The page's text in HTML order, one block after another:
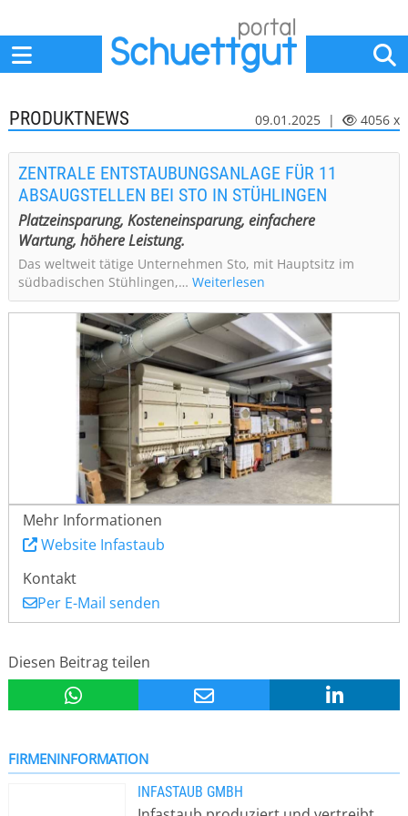
PRODUKTNEWS 09.01.2025 | 4056 x
ZENTRALE ENTSTAUBUNGSANLAGE FÜR 11
ABSAUGSTELLEN BEI STO IN STÜHLINGEN
Platzeinsparung, Kosteneinsparung, einfachere
Wartung, höhere Leistung.
Das weltweit tätige Unternehmen Sto, mit Hauptsitz im
südbadischen Stühlingen,… Weiterlesen
Mehr Informationen
Website Infastaub
Kontakt
Per E-Mail senden
Diesen Beitrag teilen
FIRMENINFORMATION
INFASTAUB GMBH